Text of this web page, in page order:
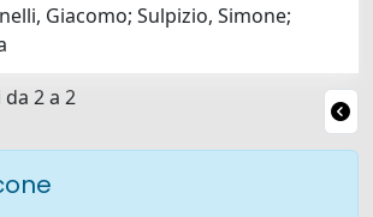
Giacomo; Sulpizio, Simone;
2 a 2